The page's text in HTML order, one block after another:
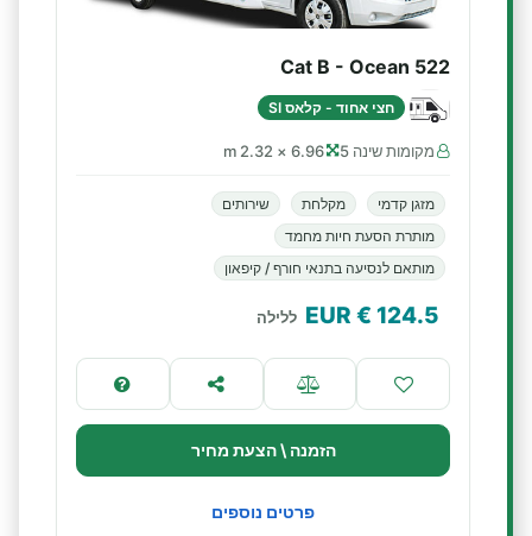
Cat B - Ocean 522
חצי אחוד - קלאס SI
מקומות שינה 5 6.96 × 2.32 m
מזגן קדמי מקלחת
שירותים
מותרת הסעת חיות מחמד
מותאם לנסיעה בתנאי חורף / קיפאון
124.5
€ EUR ללילה
הזמנה \ הצעת מחיר
פרטים נוספים